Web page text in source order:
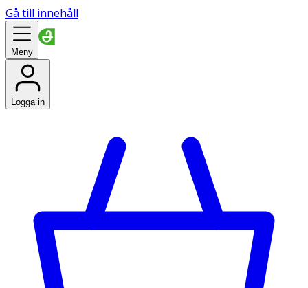
Gå till innehåll
Meny
Logga in